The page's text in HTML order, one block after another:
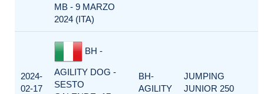
MB - 9 MARZO
2024 (ITA)
2024-
02-17
BH -
AGILITY DOG -
SESTO
BH-
AGILITY
JUMPING
JUNIOR 250